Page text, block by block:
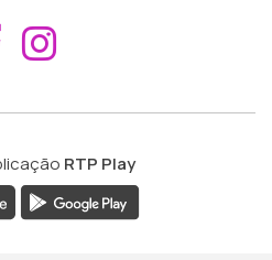
Aceder ao
RTP Play